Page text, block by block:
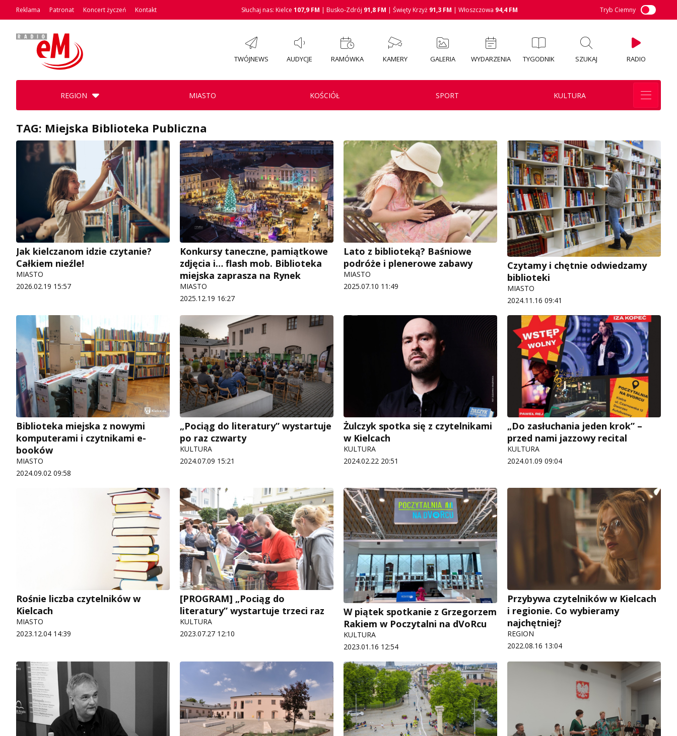
Reklama Patronat Koncert życzeń Kontakt Słuchaj nas: Kielce 107,9 FM | Busko-Zdrój 91,8 FM | Święty Krzyż 91,3 FM | Włoszczowa 94,4 FM Tryb Ciemny
TWÓJNEWS AUDYCJE RAMÓWKA KAMERY GALERIA WYDARZENIA TYGODNIK SZUKAJ RADIO
REGION MIASTO KOŚCIÓŁ SPORT KULTURA
TAG: Miejska Biblioteka Publiczna
Jak kielczanom idzie czytanie?
Całkiem nieźle!
MIASTO
2026.02.19 15:57
Konkursy taneczne, pamiątkowe
zdjęcia i… flash mob. Biblioteka
miejska zaprasza na Rynek
MIASTO
2025.12.19 16:27
Lato z biblioteką? Baśniowe
podróże i plenerowe zabawy
MIASTO
2025.07.10 11:49
Czytamy i chętnie odwiedzamy
biblioteki
MIASTO
2024.11.16 09:41
Biblioteka miejska z nowymi
komputerami i czytnikami e-
booków
MIASTO
2024.09.02 09:58
„Pociąg do literatury” wystartuje
po raz czwarty
KULTURA
2024.07.09 15:21
Żulczyk spotka się z czytelnikami
w Kielcach
KULTURA
2024.02.22 20:51
„Do zasłuchania jeden krok” –
przed nami jazzowy recital
KULTURA
2024.01.09 09:04
Rośnie liczba czytelników w
Kielcach
MIASTO
2023.12.04 14:39
[PROGRAM] „Pociąg do
literatury” wystartuje trzeci raz
KULTURA
2023.07.27 12:10
W piątek spotkanie z Grzegorzem
Rakiem w Poczytalni na dVoRcu
KULTURA
2023.01.16 12:54
Przybywa czytelników w Kielcach
i regionie. Co wybieramy
najchętniej?
REGION
2022.08.16 13:04